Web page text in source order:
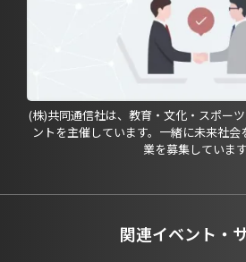
(株)共同通信社は、教育・文化・スポー
ントを主催しています。一緒に未来社
業を募集しています
関連イベント・